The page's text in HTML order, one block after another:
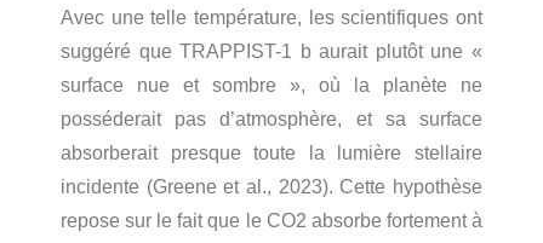
Avec une telle température, les scientifiques ont
suggéré que TRAPPIST-1 b aurait plutôt une «
surface nue et sombre », où la planète ne
posséderait pas d’atmosphère, et sa surface
absorberait presque toute la lumière stellaire
incidente (Greene et al., 2023). Cette hypothèse
repose sur le fait que le CO2 absorbe fortement à